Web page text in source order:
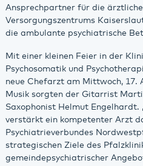
Ansprechpartner für die
Versorgungszentrums
die ambulante psychiatrische
Mit einer kleinen Feier in der
Psychosomatik und
neue Chefarzt am Mittwoch, 17.
Musik sorgten der Gitarrist
Saxophonist Helmut Engelhardt.
verstärkt ein kompetenter Arzt
Psychiatrieverbundes
strategischen Ziele des
gemeindepsychiatrischer